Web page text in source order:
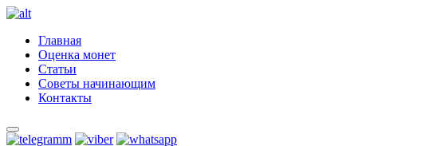
Главная
Оценка монет
Статьи
Советы начинающим
Контакты